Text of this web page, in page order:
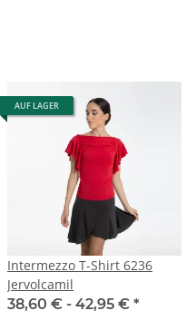
AUF LAGER
Intermezzo T-Shirt 6236
Jervolcamil
38,60 € - 42,95 € *